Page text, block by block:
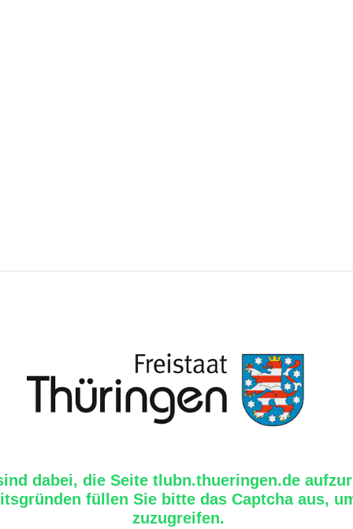
dabei, die Seite tlubn.thueringen.de
füllen Sie bitte das Captcha aus,
zuzugreifen.